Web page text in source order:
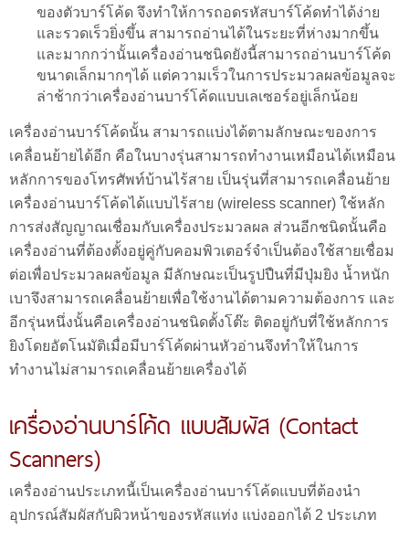
ของตัวบาร์โค้ด จึงทำให้การถอดรหัสบาร์โค้ดทำได้ง่าย
และรวดเร็วยิ่งขึ้น สามารถอ่านได้ในระยะที่ห่างมากขึ้น
และมากกว่านั้นเครื่องอ่านชนิดยังนี้สามารถอ่านบาร์โค้ด
ขนาดเล็กมากๆได้ แต่ความเร็วในการประมวลผลข้อมูลจะ
ล่าช้ากว่าเครื่องอ่านบาร์โค้ดแบบเลเซอร์อยู่เล็กน้อย
เครื่องอ่านบาร์โค้ดนั้น สามารถแบ่งได้ตามลักษณะของการ
เคลื่อนย้ายได้อีก คือในบางรุ่นสามารถทำงานเหมือนได้เหมือน
หลักการของโทรศัพท์บ้านไร้สาย เป็นรุ่นที่สามารถเคลื่อนย้าย
เครื่องอ่านบาร์โค้ดได้แบบไร้สาย (wireless scanner) ใช้หลัก
การส่งสัญญาณเชื่อมกับเครื่องประมวลผล ส่วนอีกชนิดนั้นคือ
เครื่องอ่านที่ต้องตั้งอยู่คู่กับคอมพิวเตอร์จำเป็นต้องใช้สายเชื่อม
ต่อเพื่อประมวลผลข้อมูล มีลักษณะเป็นรูปปืนที่มีปุ่มยิง น้ำหนัก
เบาจึงสามารถเคลื่อนย้ายเพื่อใช้งานได้ตามความต้องการ และ
อีกรุ่นหนึ่งนั้นคือเครื่องอ่านชนิดตั้งโต๊ะ ติดอยู่กับที่ใช้หลักการ
ยิงโดยอัตโนมัติเมื่อมีบาร์โค้ดผ่านหัวอ่านจึงทำให้ในการ
ทำงานไม่สามารถเคลื่อนย้ายเครื่องได้
เครื่องอ่านบาร์โค้ด แบบสัมผัส (Contact
Scanners)
เครื่องอ่านประเภทนี้เป็นเครื่องอ่านบาร์โค้ดแบบที่ต้องนำ
อุปกรณ์สัมผัสกับผิวหน้าของรหัสแท่ง แบ่งออกได้ 2 ประเภท